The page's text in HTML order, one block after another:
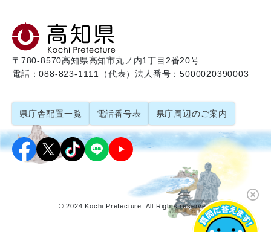
〒780-8570高知県高知市丸ノ内1丁目2番20号
電話：088-823-1111（代表）法人番号：5000020390003
県庁舎配置一覧 電話番号表 県庁周辺のご案内
© 2024 Kochi Prefecture. All Rights reserved.